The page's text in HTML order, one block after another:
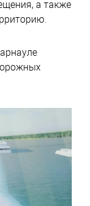
а также